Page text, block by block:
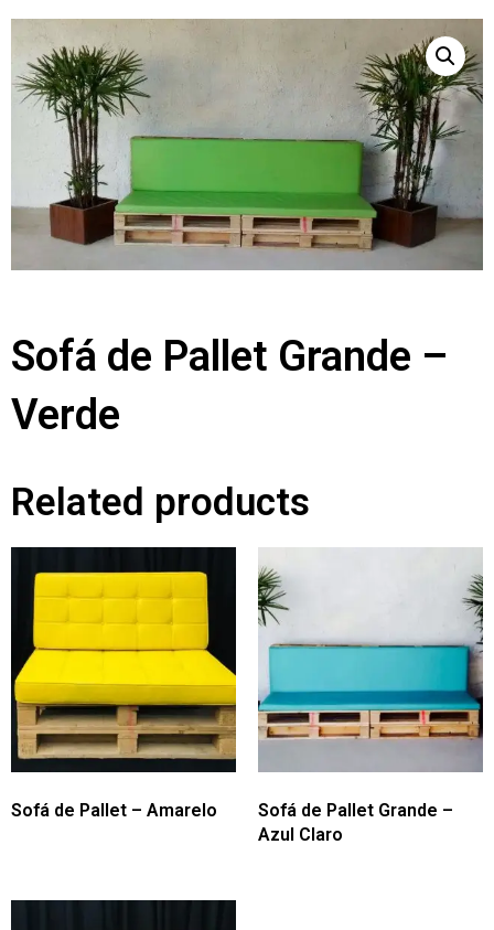
Sofá de Pallet Grande –
Verde
Related products
Sofá de Pallet – Amarelo
Sofá de Pallet Grande –
Azul Claro